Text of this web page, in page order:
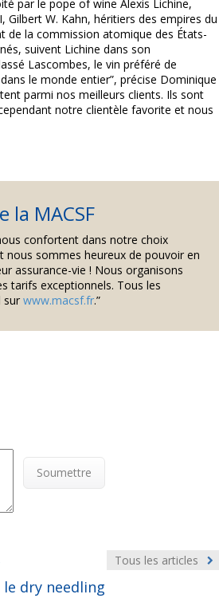
par le pope of wine Alexis Lichine,
Gilbert W. Kahn, héritiers des empires du
de la commission atomique des États-
suivent Lichine dans son
Lascombes, le vin préféré de
le monde entier”, précise Dominique
parmi nos meilleurs clients. Ils sont
notre clientèle favorite et nous
la MACSF
confortent dans notre choix
nous sommes heureux de pouvoir en
assurance-vie ! Nous organisons
tarifs exceptionnels. Tous les
sur www.macsf.fr.”
Soumettre
Tous les articles
dry needling